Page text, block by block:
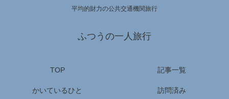
平均的財力の公共交通機関旅行
ふつうの一人旅行
TOP 記事一覧
かいているひと 訪問済み